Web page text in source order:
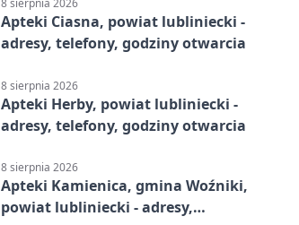
8 sierpnia 2026
Apteki Ciasna, powiat lubliniecki -
adresy, telefony, godziny otwarcia
8 sierpnia 2026
Apteki Herby, powiat lubliniecki -
adresy, telefony, godziny otwarcia
8 sierpnia 2026
Apteki Kamienica, gmina Woźniki,
powiat lubliniecki - adresy,